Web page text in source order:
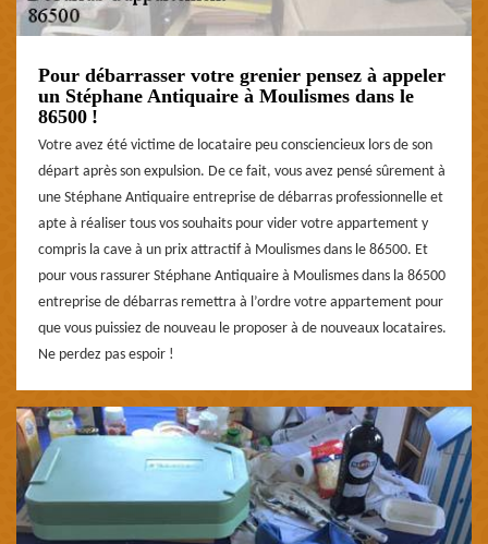
Pour débarrasser votre grenier pensez à appeler
un Stéphane Antiquaire à Moulismes dans le
86500 !
Votre avez été victime de locataire peu consciencieux lors de son
départ après son expulsion. De ce fait, vous avez pensé sûrement à
une Stéphane Antiquaire entreprise de débarras professionnelle et
apte à réaliser tous vos souhaits pour vider votre appartement y
compris la cave à un prix attractif à Moulismes dans le 86500. Et
pour vous rassurer Stéphane Antiquaire à Moulismes dans la 86500
entreprise de débarras remettra à l’ordre votre appartement pour
que vous puissiez de nouveau le proposer à de nouveaux locataires.
Ne perdez pas espoir !